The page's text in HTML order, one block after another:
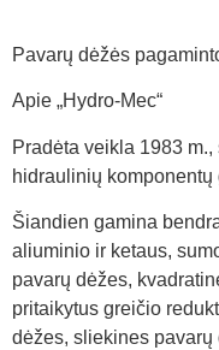
Pavarų dėžės
Apie „Hydro-Mec“
Pradėta veikla 1983
hidraulinių
Šiandien gamina
aliuminio ir ketaus,
pavarų dėžes,
pritaikytus greičio
dėžes, sliekines